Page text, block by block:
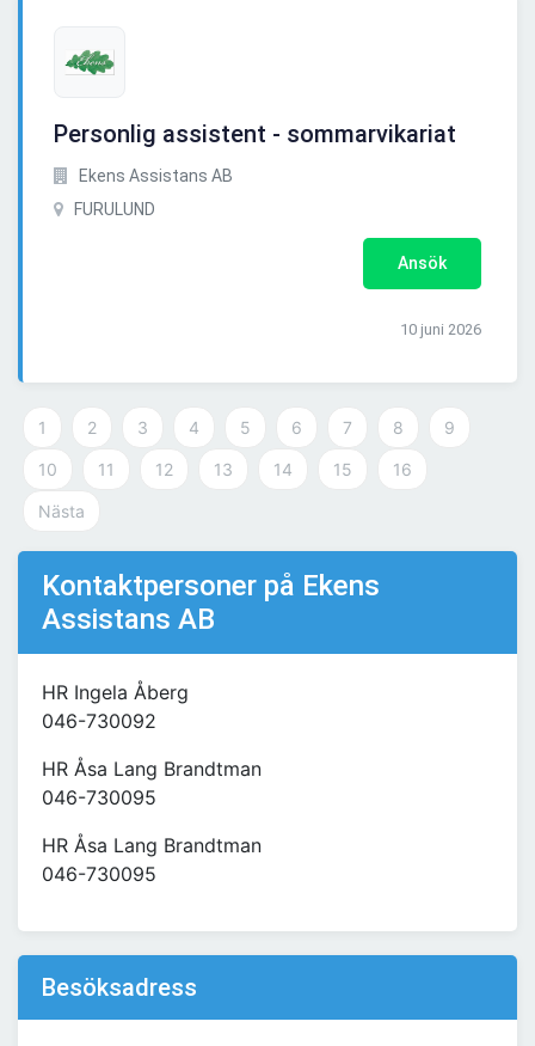
Personlig assistent - sommarvikariat
Ekens Assistans AB
FURULUND
Ansök
10 juni 2026
1 2 3 4 5 6 7 8 9
10 11 12 13 14 15 16
Nästa
Kontaktpersoner på Ekens
Assistans AB
HR Ingela Åberg
046-730092
HR Åsa Lang Brandtman
046-730095
HR Åsa Lang Brandtman
046-730095
Besöksadress